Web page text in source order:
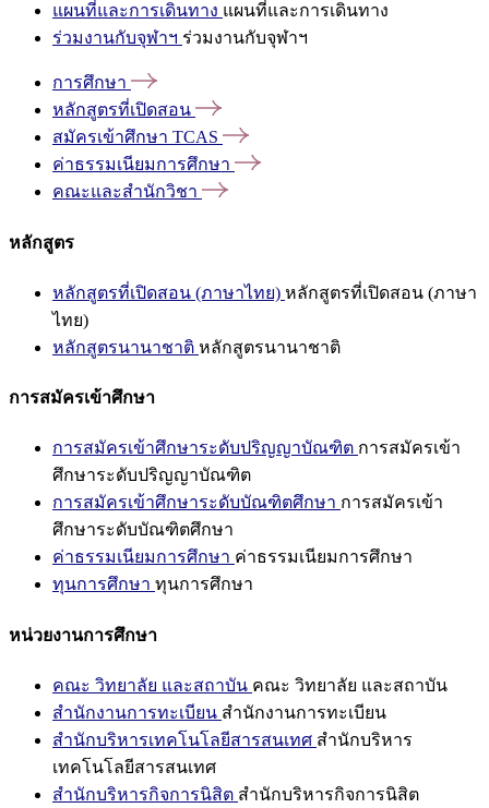
แผนที่และการเดินทาง แผนที่และการเดินทาง
ร่วมงานกับจุฬาฯ ร่วมงานกับจุฬาฯ
การศึกษา
หลักสูตรที่เปิดสอน
สมัครเข้าศึกษา TCAS
ค่าธรรมเนียมการศึกษา
คณะและสำนักวิชา
หลักสูตร
หลักสูตรที่เปิดสอน (ภาษาไทย) หลักสูตรที่เปิดสอน (ภาษา
ไทย)
หลักสูตรนานาชาติ หลักสูตรนานาชาติ
การสมัครเข้าศึกษา
การสมัครเข้าศึกษาระดับปริญญาบัณฑิต การสมัครเข้า
ศึกษาระดับปริญญาบัณฑิต
การสมัครเข้าศึกษาระดับบัณฑิตศึกษา การสมัครเข้า
ศึกษาระดับบัณฑิตศึกษา
ค่าธรรมเนียมการศึกษา ค่าธรรมเนียมการศึกษา
ทุนการศึกษา ทุนการศึกษา
หน่วยงานการศึกษา
คณะ วิทยาลัย และสถาบัน คณะ วิทยาลัย และสถาบัน
สำนักงานการทะเบียน สำนักงานการทะเบียน
สำนักบริหารเทคโนโลยีสารสนเทศ สำนักบริหาร
เทคโนโลยีสารสนเทศ
สำนักบริหารกิจการนิสิต สำนักบริหารกิจการนิสิต